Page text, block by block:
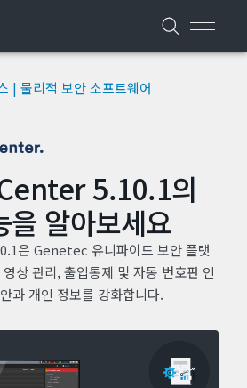
| 물리적 보안 소프트웨어
5.10.1의
을 알아보세요
은 Genetec 유니파이드 보안 플랫
상 관리, 출입통제 및 자동 번호판 인
과 개인 정보를 강화합니다.